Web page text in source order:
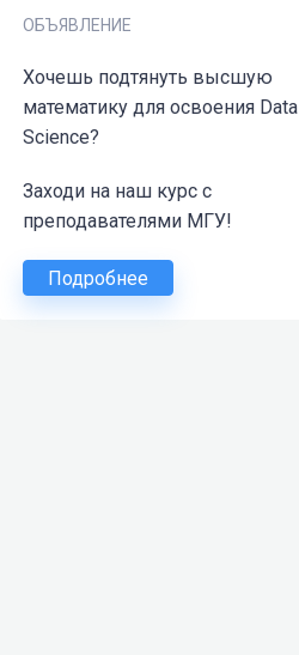
ОБЪЯВЛЕНИЕ
Хочешь подтянуть высшую
математику для освоения Data
Science?
Заходи на наш курс с
преподавателями МГУ!
Подробнее